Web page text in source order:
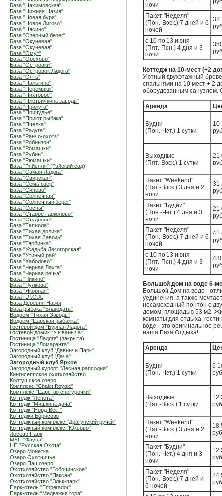
База "Нахимовская"
База "Нижняя Назия"
База "Новая буря"
База "Новое Лигово"
База "Нясино"
База "Озерный берег"
База "Окуневая"
База "Окуневая"
База "Омут"
База "Орехово"
База "Островки"
База "Островок Ладога"
База "Оять"
База "Пальгино"
База "Перемяки"
База "Пихтовое"
База "Плотвичкина заводь"
База "Прилуга"
База "Причудье"
База "Приют рыбака"
База "Пчелка"
База "Радуга"
База "Ранчо-охота"
База "Робинзон"
База "Ромашки"
База "Рубин"
База "Рюмашки"
База "Ряйсяля" (Райский сад)
База "Самая Ладога"
База "Свирская"
База "Семь озер"
База "Синево"
База "Солнечная"
База "Солнечный берег"
База "Сосны"
База "Старое Гарколово"
База "Студеное"
База "Тапиола"
База "Тихая долина"
База "Тихая Заводь"
База "Тярбинка"
База "Усадьба Лесогорская"
База "Утиный рай"
База "Хаболово"
База "Черная Лахта"
База "Черная речка"
База "Чикино"
База "Чулково"
База "Якорная"
База Г.Л.О.Х.
База Деревня Назия
База рыбака "Благодать"
Водоем "Тихая Заводь"
Водоем "Царская рыбалка"
Гостевой дом "Бурная Ладога"
Гостевой домик "У Иваныча"
Гостиница "Ладога" (закрыта)
Гостиница "Ломаранта"
Загородный клуб "Давинчи Парк"
Загородный клуб "Дача"
Загородный клуб Яркое
Загородный курорт "Лесная рапсодия"
Кингисеппское охотхозяйство
Колтушское озеро
Комплекс "Chalet Royale"
Комплекс "Царство снегурочки"
Коттедж "Лепота"
Коттедж "Мишкина дача"
Коттедж "Норд-Вест"
Коттеджи Борисово
Коттеджный комплекс "Драгунский ручей"
Коттеджный комплекс "Юксово"
Лосево Парк
МУП "Фауна"
НП "Русская Охота"
Озеро Монетка
Озеро Охотничье
Озеро Пашозеро
Охотхозяйство "Бобочинское"
Охотхозяйство "Паксан"
Охотхозяйство "Эльк-парк"
Парк-отель "Emperador"
Парк-отель "Медвежья гора"
ночи
Пакет "Неделя"
(Пон.-Воск.) 7 дней и 6
ночей
32
с 10 по 13 июня
(Пят.-Пон.) 4 дня и 3
ночи
Коттедж на 10-мест (+2
Уютный двухэтажный
спальнями на 10 мест + 2
оборудованным санузлом.
Аренда
Будни
(Пон.-Чет.) 1 сутки
10
Выходные
(Пят.-Воск.) 1 сутки
21
Пакет "Weekend"
(Пят.-Воск.) 3 дня и 2
ночи
31
Пакет "Будни"
(Пон.-Чет.) 4 дня и 3
ночи
21
Пакет "Неделя"
(Пон.-Воск.) 7 дней и 6
ночей
41
с 10 по 13 июня
(Пят.-Пон.) 4 дня и 3
ночи
Большой дом на воде 6-
Большой Дом на воде -
уединения, а также
несамоходный понтон с
домом, площадью 53 м2.
комнаты для отдыха,
воде - это оригинальное
наша База Отдыха!
Аренда
Будни
(Пон.-Чет.) 1 сутки
6
Выходные
(Пят.-Воск.) 1 сутки
12
Пакет "Weekend"
(Пят.-Воск.) 3 дня и 2
ночи
18
Пакет "Будни"
(Пон.-Чет.) 4 дня и 3
ночи
12
Пакет "Неделя"
(Пон.-Воск.) 7 дней и
6 ночей
24